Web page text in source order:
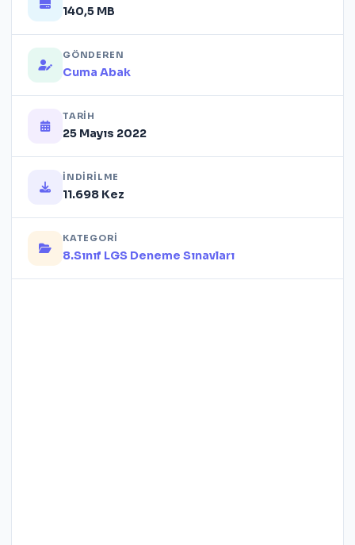
140,5 MB
GÖNDEREN
Cuma Abak
TARIH
25 Mayıs 2022
İNDIRILME
11.698 Kez
KATEGORI
8.Sınıf LGS Deneme Sınavları